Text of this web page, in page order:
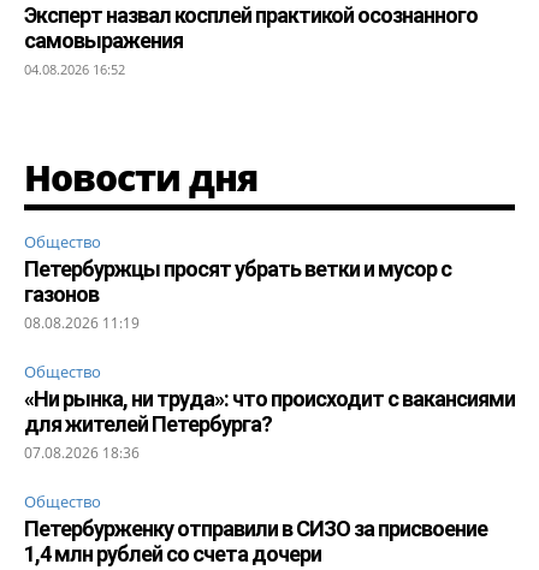
Эксперт назвал косплей практикой осознанного
самовыражения
04.08.2026 16:52
Новости дня
Общество
Петербуржцы просят убрать ветки и мусор с
газонов
08.08.2026 11:19
Общество
«Ни рынка, ни труда»: что происходит с вакансиями
для жителей Петербурга?
07.08.2026 18:36
Общество
Петербурженку отправили в СИЗО за присвоение
1,4 млн рублей со счета дочери